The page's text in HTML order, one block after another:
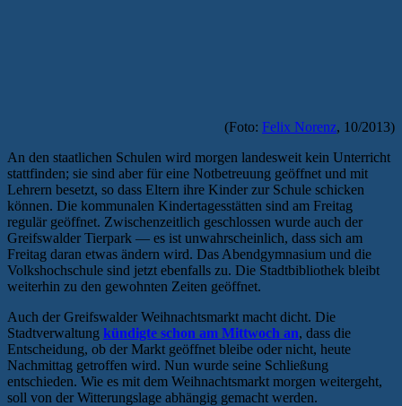
(Foto: Felix Norenz, 10/2013)
An den staatlichen Schulen wird morgen landesweit kein Unterricht
stattfinden; sie sind aber für eine Notbetreuung geöffnet und mit
Lehrern besetzt, so dass Eltern ihre Kinder zur Schule schicken
können. Die kommunalen Kindertagesstätten sind am Freitag
regulär geöffnet. Zwischenzeitlich geschlossen wurde auch der
Greifswalder Tierpark — es ist unwahrscheinlich, dass sich am
Freitag daran etwas ändern wird. Das Abendgymnasium und die
Volkshochschule sind jetzt ebenfalls zu. Die Stadtbibliothek bleibt
weiterhin zu den gewohnten Zeiten geöffnet.
Auch der Greifswalder Weihnachtsmarkt macht dicht. Die
Stadtverwaltung kündigte schon am Mittwoch an, dass die
Entscheidung, ob der Markt geöffnet bleibe oder nicht, heute
Nachmittag getroffen wird. Nun wurde seine Schließung
entschieden. Wie es mit dem Weihnachtsmarkt morgen weitergeht,
soll von der Witterungslage abhängig gemacht werden.